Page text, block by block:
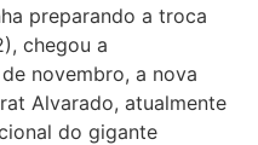
preparando a troca
chegou a
novembro, a nova
Alvarado, atualmente
do gigante